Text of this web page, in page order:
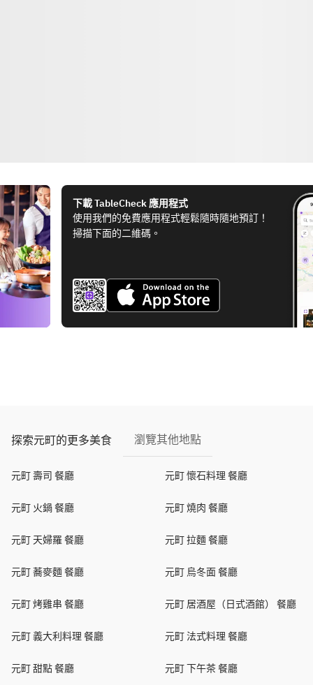
下載 TableCheck 應用程式
使用我們的免費應用程式輕鬆隨時隨地預訂！
掃描下面的二維碼。
探索元町的更多美食 瀏覽其他地點
元町 壽司 餐廳 元町 懷石料理 餐廳
元町 火鍋 餐廳 元町 燒肉 餐廳
元町 天婦羅 餐廳 元町 拉麵 餐廳
元町 蕎麥麵 餐廳 元町 烏冬面 餐廳
元町 烤雞串 餐廳 元町 居酒屋（日式酒館） 餐廳
元町 義大利料理 餐廳 元町 法式料理 餐廳
元町 甜點 餐廳 元町 下午茶 餐廳